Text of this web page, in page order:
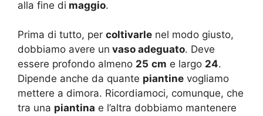
alla fine di maggio.
Prima di tutto, per coltivarle nel modo giusto,
dobbiamo avere un vaso adeguato. Deve
essere profondo almeno 25 cm e largo 24.
Dipende anche da quante piantine vogliamo
mettere a dimora. Ricordiamoci, comunque, che
tra una piantina e l’altra dobbiamo mantenere